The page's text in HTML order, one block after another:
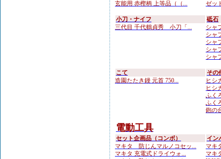
玄能用 赤樫柄 上等品（（...
ゼッ
小刀・ナイフ
三代目 千代鶴貞秀 小刀「...
砥石
シャ
シャ
シャ
シャ
シャ
こて
造園たたき鏝 元首 750...
その
ヒシ
ヒシ
ふく
ふく
鉋の
電動工具
セット企画品（コンボ）
マキタ 防じんマルノコセッ...
マキタ 充電式ドライウォ...
イン
マキ
マキ